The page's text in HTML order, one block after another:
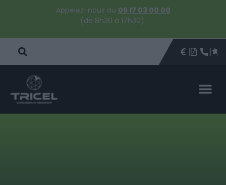
Appelez-nous au 05 17 03 00 00
(de 8h30 à 17h30).
DEVISÊTRE